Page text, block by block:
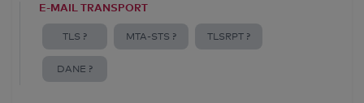
E-MAIL TRANSPORT
TLS ? MTA-STS ? TLSRPT ?
DANE ?